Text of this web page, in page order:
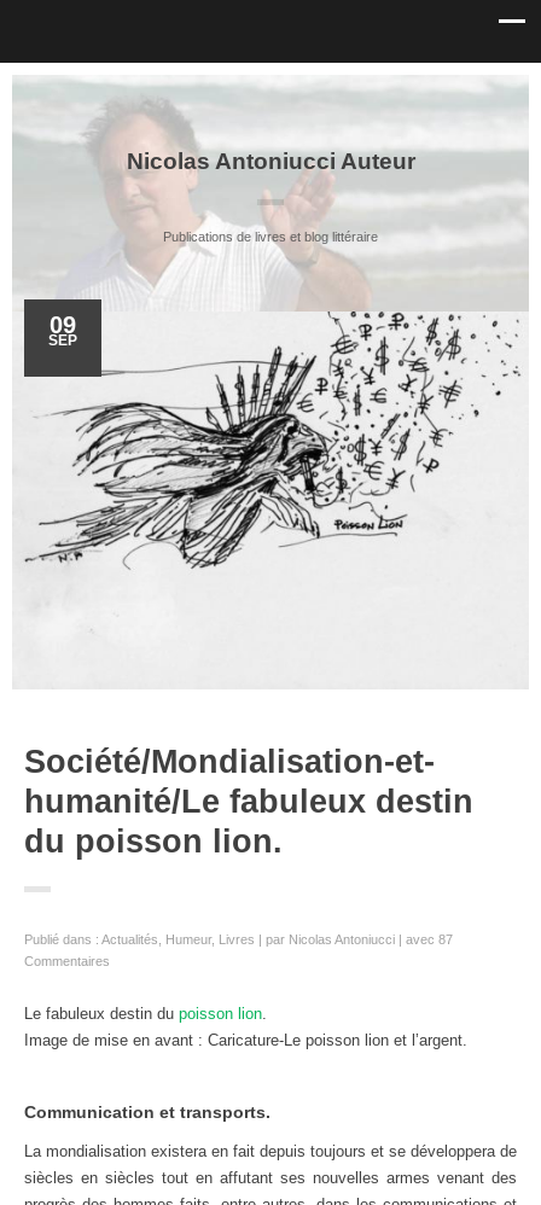
Nicolas Antoniucci Auteur
Publications de livres et blog littéraire
09
SEP
Société/Mondialisation-et-
humanité/Le fabuleux destin
du poisson lion.
Publié dans : Actualités Humeur, Livres par Nicolas Antoniucci avec 87
Commentaires
Le fabuleux destin du poisson lion
Image de mise en avant : Caricature-Le poisson lion et l’argent.
Communication et transports.
La mondialisation existera en fait depuis toujours et se développera de
siècles en siècles tout en affutant ses nouvelles armes venant des